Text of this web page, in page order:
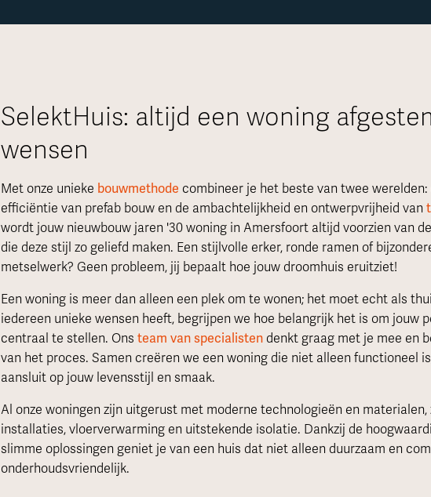
SelektHuis: altijd een woning
wensen
Met onze unieke bouwmethode combineer je het beste van twee werelden:
efficiëntie van prefab bouw en de ambachtelijkheid en ontwerpvrijheid van
wordt jouw nieuwbouw jaren '30 woning in Amersfoort altijd voorzien van
die deze stijl zo geliefd maken. Een stijlvolle erker, ronde ramen of
metselwerk? Geen probleem, jij bepaalt hoe jouw droomhuis eruitziet!
Een woning is meer dan alleen een plek om te wonen; het moet echt als
iedereen unieke wensen heeft, begrijpen we hoe belangrijk het is om jouw
centraal te stellen. Ons team van specialistendenkt graag met je mee en
van het proces. Samen creëren we een woning die niet alleen functioneel
aansluit op jouw levensstijl en smaak.
Al onze woningen zijn uitgerust met moderne technologieën en materialen,
installaties, vloerverwarming en uitstekende isolatie. Dankzij de
slimme oplossingen geniet je van een huis dat niet alleen duurzaam en
onderhoudsvriendelijk.